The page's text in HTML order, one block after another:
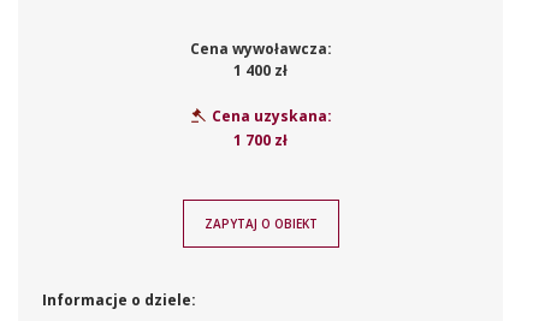
Cena wywoławcza:
1 400 zł
Cena uzyskana:
1 700 zł
ZAPYTAJ O OBIEKT
Informacje o dziele: